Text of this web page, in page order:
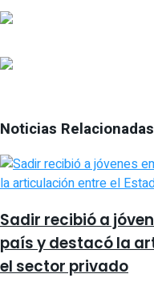
Noticias Relacionadas
Sadir recibió a
país y destacó la
el sector privado